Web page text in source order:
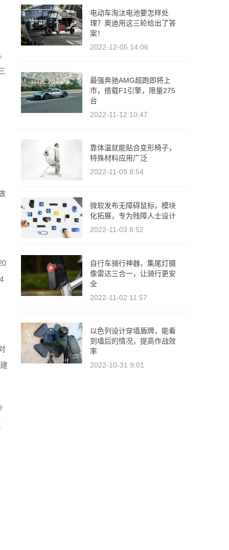
电动车淘汰电池要怎样处
理？奥迪用这三轮给出了答
案！
2022-12-05 14:06
最强奔驰AMG超跑即将上
市，搭载F1引擎，限量275
台
2022-11-12 10:47
靠体温就能贴合变形椅子，
特殊材料应用广泛
2022-11-09 8:54
微软发布无障碍鼠标，模块
化拓展，专为残障人士设计
2022-11-03 8:52
自行车骑行神器，集尾灯摄
像雷达三合一，让骑行更安
全
2022-11-02 11:57
以色列设计穿墙盾牌，能看
到墙后的情况，提高作战效
率
2022-10-31 9:01